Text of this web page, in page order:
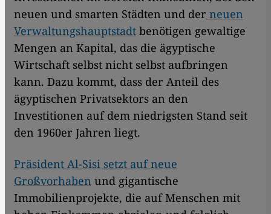
neuen und smarten Städten und der neuen
Verwaltungshauptstadt benötigen gewaltige
Mengen an Kapital, das die ägyptische
Wirtschaft selbst nicht selbst aufbringen
kann. Dazu kommt, dass der Anteil des
ägyptischen Privatsektors an den
Investitionen auf dem niedrigsten Stand seit
den 1960er Jahren liegt.
Präsident Al-Sisi setzt auf neue
Großvorhaben und gigantische
Immobilienprojekte, die auf Menschen mit